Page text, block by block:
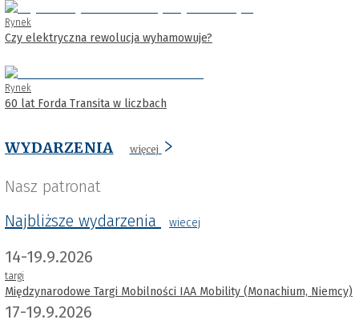
Rynek
Czy elektryczna rewolucja wyhamowuje?
Rynek
60 lat Forda Transita w liczbach
WYDARZENIA więcej
Nasz patronat
Najbliższe wydarzenia
wiecej
14-19.9.2026
targi
Międzynarodowe Targi Mobilności IAA Mobility (Monachium, Niemcy)
17-19.9.2026